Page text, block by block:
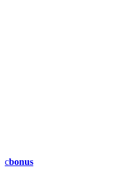
cbonus